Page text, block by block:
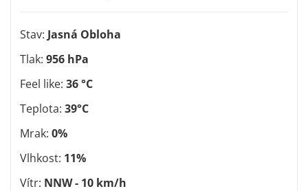
Stav: Jasná Obloha
Tlak: 956 hPa
Feel like: 36 °C
Teplota: 39°C
Mrak: 0%
Vlhkost: 11%
Vítr: NNW - 10 km/h